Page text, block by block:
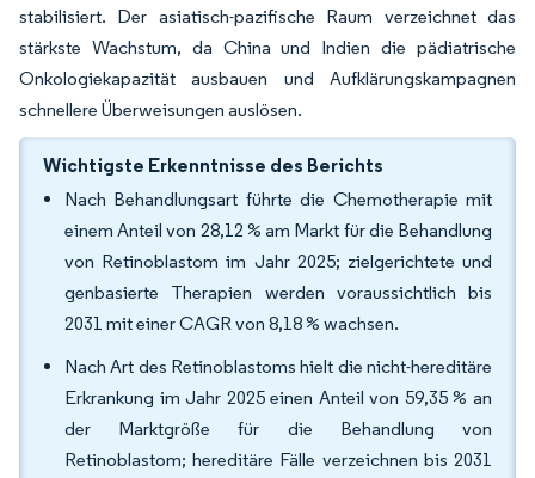
stabilisiert. Der asiatisch-pazifische Raum verzeichnet das
stärkste Wachstum, da China und Indien die pädiatrische
Onkologiekapazität ausbauen und Aufklärungskampagnen
schnellere Überweisungen auslösen.
Wichtigste Erkenntnisse des Berichts
Nach Behandlungsart führte die Chemotherapie mit
einem Anteil von 28,12 % am Markt für die Behandlung
von Retinoblastom im Jahr 2025; zielgerichtete und
genbasierte Therapien werden voraussichtlich bis
2031 mit einer CAGR von 8,18 % wachsen.
Nach Art des Retinoblastoms hielt die nicht-hereditäre
Erkrankung im Jahr 2025 einen Anteil von 59,35 % an
der Marktgröße für die Behandlung von
Retinoblastom; hereditäre Fälle verzeichnen bis 2031